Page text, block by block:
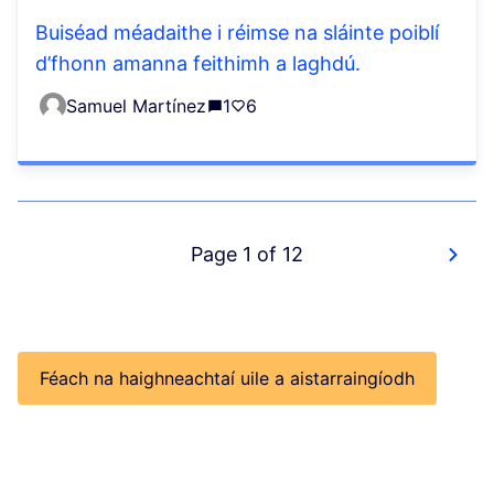
Buiséad méadaithe i réimse na sláinte poiblí
d’fhonn amanna feithimh a laghdú.
Samuel Martínez 1 6
Page 1 of 12
Féach na haighneachtaí uile a aistarraingíodh